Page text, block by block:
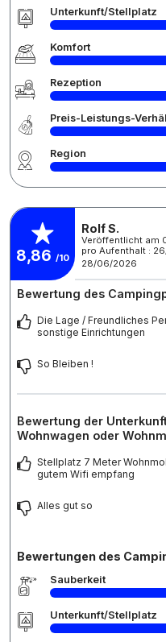
Unterkunft/Stellplatz
Komfort
Rezeption
Preis-Leistungs-
Region
8,86 /10
Rolf S.
Veröffentlicht am
pro Aufenthalt :
28/06/2026
Bewertung des
Die Lage / Freundliches
sonstige Einrichtungen
So Bleiben !
Bewertung der
Wohnwagen oder
Stellplatz 7 Meter
gutem Wifi empfang
Alles gut so
Bewertungen des
Sauberkeit
Unterkunft/Stellplatz